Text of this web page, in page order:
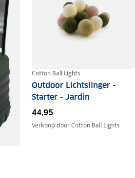
Cotton Ball Lights
Outdoor Lichtslinger -
Starter - Jardin
44,95
Verkoop doorCotton Ball Lights